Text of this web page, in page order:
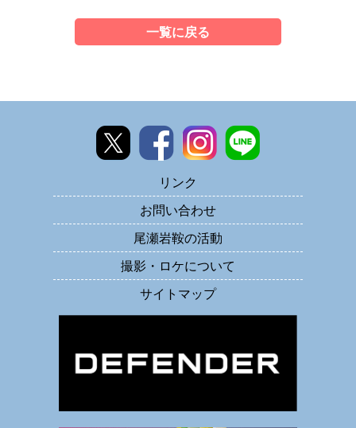
一覧に戻る
リンク
お問い合わせ
尾瀬岩鞍の活動
撮影・ロケについて
サイトマップ